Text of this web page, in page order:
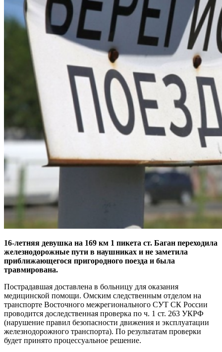
16-летняя девушка на 169 км 1 пикета ст. Баган переходила
железнодорожные пути в наушниках и не заметила
приближающегося пригородного поезда и была
травмирована.
Пострадавшая доставлена в больницу для оказания
медицинской помощи. Омским следственным отделом на
транспорте Восточного межрегионального СУТ СК России
проводится доследственная проверка по ч. 1 ст. 263 УКРФ
(нарушение правил безопасности движения и эксплуатации
железнодорожного транспорта). По результатам проверки
будет принято процессуальное решение.